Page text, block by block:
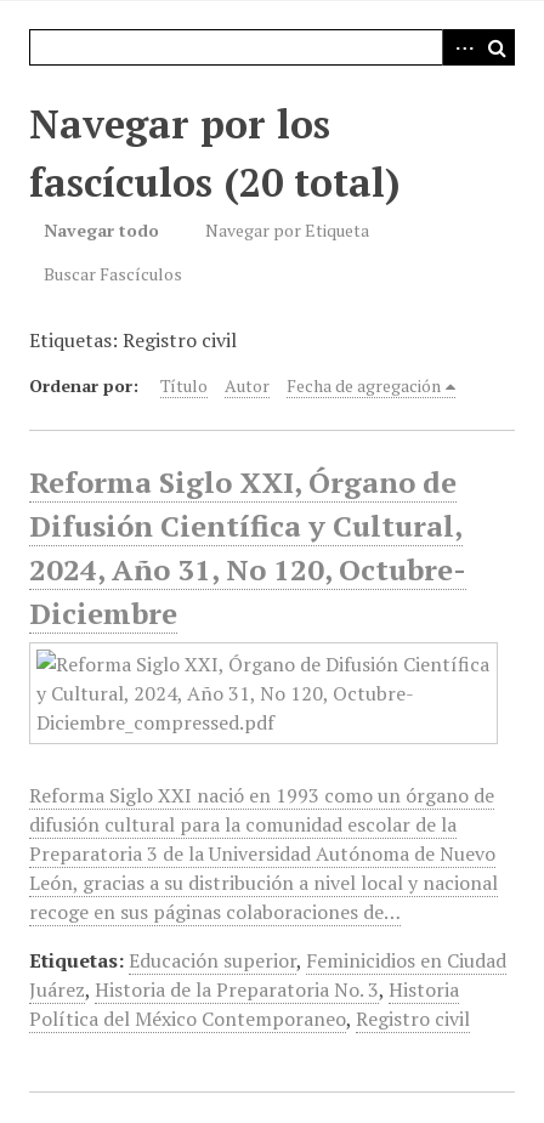
Navegar por los
fascículos (20 total)
Navegar todo
Navegar por Etiqueta
Buscar Fascículos
Etiquetas: Registro civil
Ordenar por: Título Autor Fecha de agregación
Reforma Siglo XXI, Órgano de
Difusión Científica y Cultural,
2024, Año 31, No 120, Octubre-
Diciembre
Reforma Siglo XXI nació en 1993 como un órgano de
difusión cultural para la comunidad escolar de la
Preparatoria 3 de la Universidad Autónoma de Nuevo
León, gracias a su distribución a nivel local y nacional
recoge en sus páginas colaboraciones de…
Etiquetas: Educación superior, Feminicidios en Ciudad
Juárez, Historia de la Preparatoria No. 3, Historia
Política del México Contemporaneo, Registro civil